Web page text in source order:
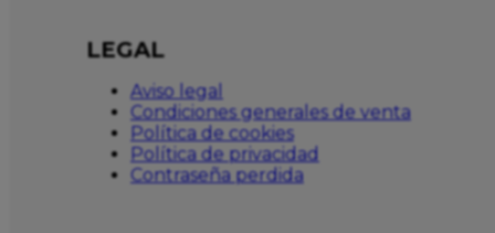
LEGAL
Aviso legal
Condiciones generales de venta
Política de cookies
Política de privacidad
Contraseña perdida